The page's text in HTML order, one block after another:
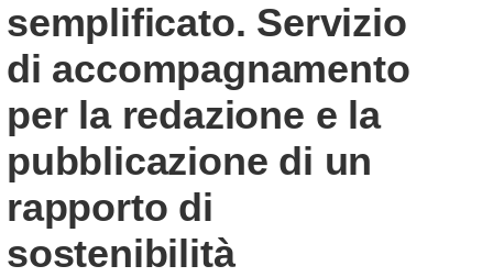
semplificato. Servizio
di accompagnamento
per la redazione e la
pubblicazione di un
rapporto di
sostenibilità